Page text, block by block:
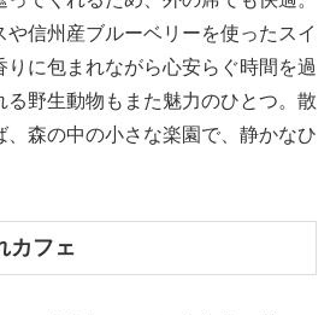
信州産ブルーベリーを使ったスイ
りに包まれながら心安らぐ時間を過
る野生動物もまた魅力のひとつ。散
、森の中の小さな楽園で、静かなひ
カフェ